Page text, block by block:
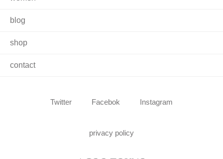
blog
shop
contact
Twitter Facebok Instagram
privacy policy